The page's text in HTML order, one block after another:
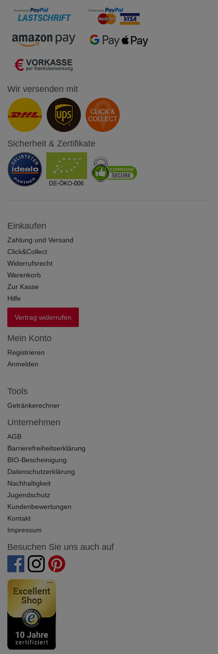
Wir versenden mit
Sicherheit & Zertifikate
Einkaufen
Zahlung und Versand
Click&Collect
Widerrufsrecht
Warenkorb
Zur Kasse
Hilfe
Vertrag widerrufen
Mein Konto
Registrieren
Anmelden
Tools
Getränkerechner
Unternehmen
AGB
Barrierefreiheitserklärung
BIO-Bescheinigung
Datenschutzerklärung
Nachhaltigkeit
Jugendschutz
Kundenbewertungen
Kontakt
Impressum
Besuchen Sie uns auch auf